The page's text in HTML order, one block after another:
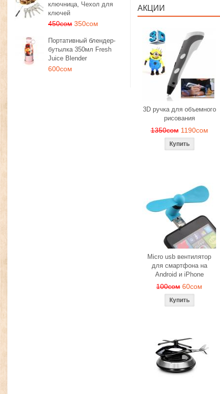
ключница, Чехол для
ключей
450сом 350сом
Портативный блендер-
бутылка 350мл Fresh
Juice Blender
600сом
АКЦИИ
3D ручка для объемного
рисования
1350сом 1190сом
Micro usb вентилятор
для смартфона на
Android и iPhone
100сом 60сом